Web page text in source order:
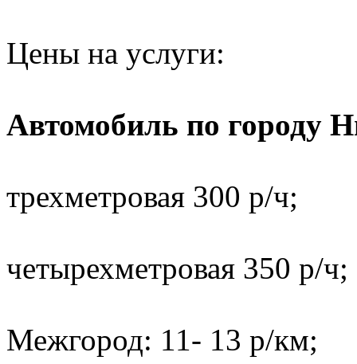
Цены на услуги:
Автомобиль по городу
трехметровая 300 р/ч;
четырехметровая 350 р/ч;
Межгород: 11- 13 р/км;